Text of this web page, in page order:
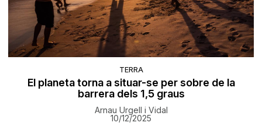
TERRA
El planeta torna a situar-se per sobre de la
barrera dels 1,5 graus
Arnau Urgell i Vidal
10/12/2025